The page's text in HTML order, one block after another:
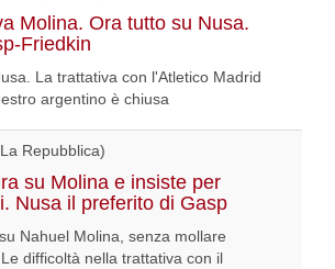
Molina. Ora tutto su Nusa.
Friedkin
La trattativa con l'Atletico Madrid
argentino è chiusa
Repubblica)
su Molina e insiste per
Nusa il preferito di Gasp
Nahuel Molina, senza mollare
difficoltà nella trattativa con il